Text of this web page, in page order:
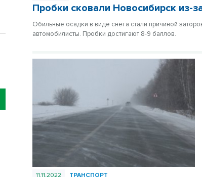
Пробки сковали Новосибирск из-
Обильные осадки в виде снега стали причиной
автомобилисты. Пробки достигают 8-9 баллов.
11.11.2022 ТРАНСПОРТ